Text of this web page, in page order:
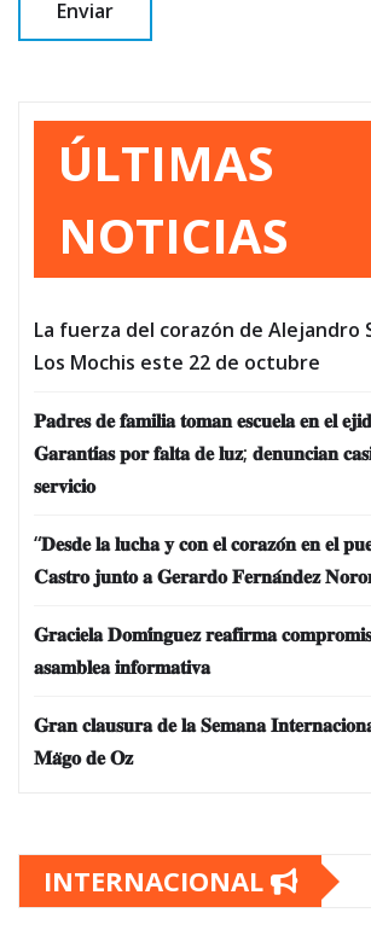
ÚLTIMAS
NOTICIAS
La fuerza del corazón de Alejandro
Los Mochis este 22 de octubre
𝐏𝐚𝐝𝐫𝐞𝐬 𝐝𝐞 𝐟𝐚𝐦𝐢𝐥𝐢𝐚 𝐭𝐨𝐦𝐚𝐧 𝐞𝐬𝐜𝐮𝐞𝐥𝐚 𝐞𝐧 𝐞𝐥
𝐆𝐚𝐫𝐚𝐧𝐭𝐢́𝐚𝐬 𝐩𝐨𝐫 𝐟𝐚𝐥𝐭𝐚 𝐝𝐞 𝐥𝐮𝐳; 𝐝𝐞𝐧𝐮𝐧𝐜𝐢𝐚𝐧
𝐬𝐞𝐫𝐯𝐢𝐜𝐢𝐨
“𝐃𝐞𝐬𝐝𝐞 𝐥𝐚 𝐥𝐮𝐜𝐡𝐚 𝐲 𝐜𝐨𝐧 𝐞𝐥 𝐜𝐨𝐫𝐚𝐳𝐨́𝐧 𝐞𝐧 𝐞𝐥
𝐂𝐚𝐬𝐭𝐫𝐨 𝐣𝐮𝐧𝐭𝐨 𝐚 𝐆𝐞𝐫𝐚𝐫𝐝𝐨 𝐅𝐞𝐫𝐧𝐚́𝐧𝐝𝐞𝐳
𝐆𝐫𝐚𝐜𝐢𝐞𝐥𝐚 𝐃𝐨𝐦𝐢́𝐧𝐠𝐮𝐞𝐳 𝐫𝐞𝐚𝐟𝐢𝐫𝐦𝐚
𝐚𝐬𝐚𝐦𝐛𝐥𝐞𝐚 𝐢𝐧𝐟𝐨𝐫𝐦𝐚𝐭𝐢𝐯𝐚
𝐆𝐫𝐚𝐧 𝐜𝐥𝐚𝐮𝐬𝐮𝐫𝐚 𝐝𝐞 𝐥𝐚 𝐒𝐞𝐦𝐚𝐧𝐚
𝐌𝐚̈𝐠𝐨 𝐝𝐞 𝐎𝐳
INTERNACIONAL